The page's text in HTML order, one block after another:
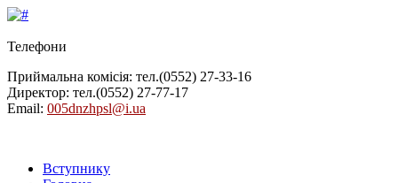
Телефони
Приймальна комісія: тел.(0552) 27-33-16
Директор: тел.(0552) 27-77-17
Email: 005dnzhpsl@i.ua
Вступнику